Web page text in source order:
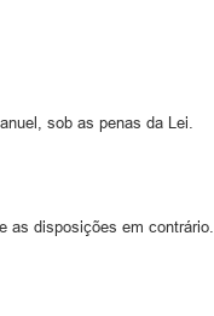
sob as penas da Lei.
as disposições em contrário.